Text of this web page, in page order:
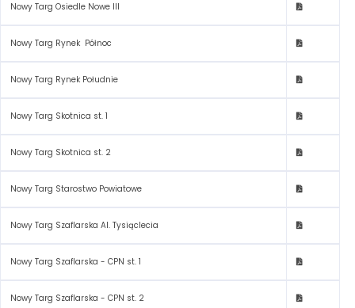
Nowy Targ Osiedle Nowe III
Nowy Targ Rynek Północ
Nowy Targ Rynek Południe
Nowy Targ Skotnica st. 1
Nowy Targ Skotnica st. 2
Nowy Targ Starostwo Powiatowe
Nowy Targ Szaflarska Al. Tysiąclecia
Nowy Targ Szaflarska - CPN st. 1
Nowy Targ Szaflarska - CPN st. 2